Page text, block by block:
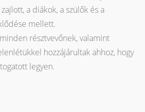
a diákok, a szülők és a
mellett.
résztvevőnek, valamint
hozzájárultak ahhoz, hogy
legyen.